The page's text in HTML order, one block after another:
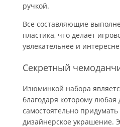
ручкой.
Все составляющие
пластика, что делает
увлекательнее и
Секретный
Изюминкой набора
благодаря которому любая
самостоятельно придумать
дизайнерское украшение.